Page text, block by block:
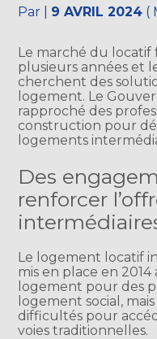
Par 9 AVRIL 2024 (
Le marché du locatif
plusieurs années et
cherchent des
logement. Le
rapproché des
construction pour
logements
Des
renforcer
Le logement locatif
mis en place en 2014
logement pour des
logement social,
difficultés pour
voies traditionnelles.